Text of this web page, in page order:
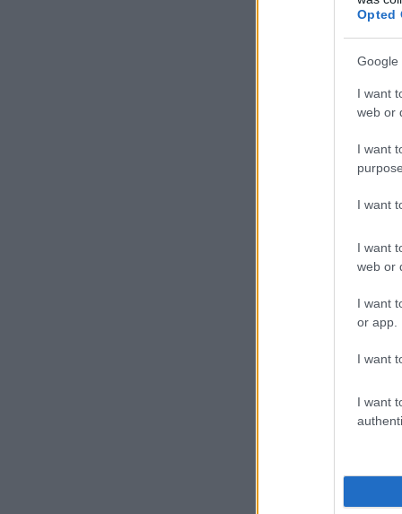
Opted
Google
I want
web or
I want
I want
I want
web or
I want
or app.
I want
I want